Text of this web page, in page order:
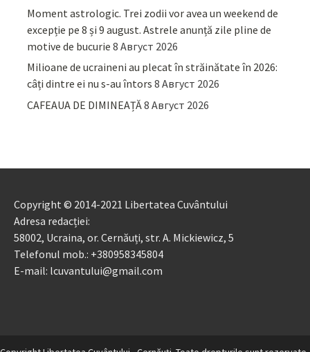
Moment astrologic. Trei zodii vor avea un weekend de
excepție pe 8 și 9 august. Astrele anunță zile pline de
motive de bucurie 8 Август 2026
Milioane de ucraineni au plecat în străinătate în 2026:
câți dintre ei nu s-au întors 8 Август 2026
CAFEAUA DE DIMINEAȚĂ8 Август 2026
Copyright © 2014-2021 Libertatea Cuvântului
Adresa redacției:
58002, Ucraina, or. Cernăuți, str. A. Mickiewicz, 5
Telefonul mob.: +380958345804
E-mail: lcuvantului@gmail.com